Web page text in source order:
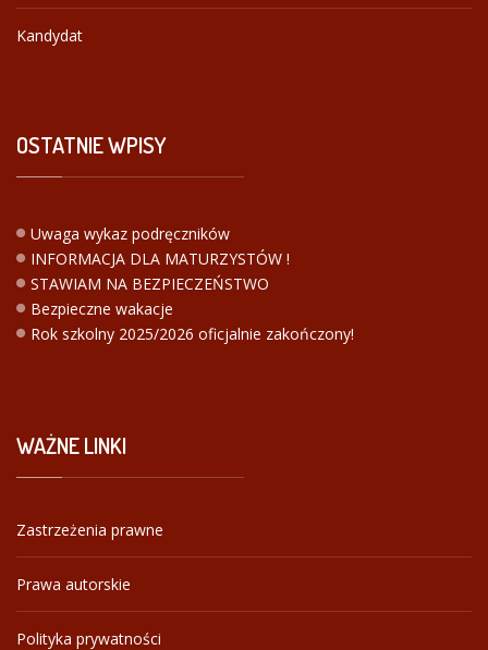
Kandydat
OSTATNIEWPISY
Uwaga wykaz podręczników
INFORMACJA DLA MATURZYSTÓW !
STAWIAM NA BEZPIECZEŃSTWO
Bezpieczne wakacje
Rok szkolny 2025/2026 oficjalnie zakończony!
WAŻNELINKI
Zastrzeżenia prawne
Prawa autorskie
Polityka prywatności